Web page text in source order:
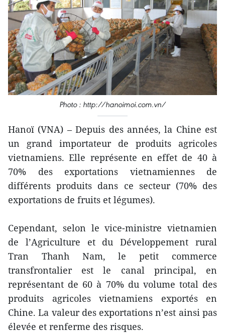
Photo : http://hanoimoi.com.vn/
Hanoï (VNA) – Depuis des années, la Chine est
un grand importateur de produits agricoles
vietnamiens. Elle représente en effet de 40 à
70% des exportations vietnamiennes de
différents produits dans ce secteur (70% des
exportations de fruits et légumes).
Cependant, selon le vice-ministre vietnamien
de l’Agriculture et du Développement rural
Tran Thanh Nam, le petit commerce
transfrontalier est le canal principal, en
représentant de 60 à 70% du volume total des
produits agricoles vietnamiens exportés en
Chine. La valeur des exportations n’est ainsi pas
élevée et renferme des risques.